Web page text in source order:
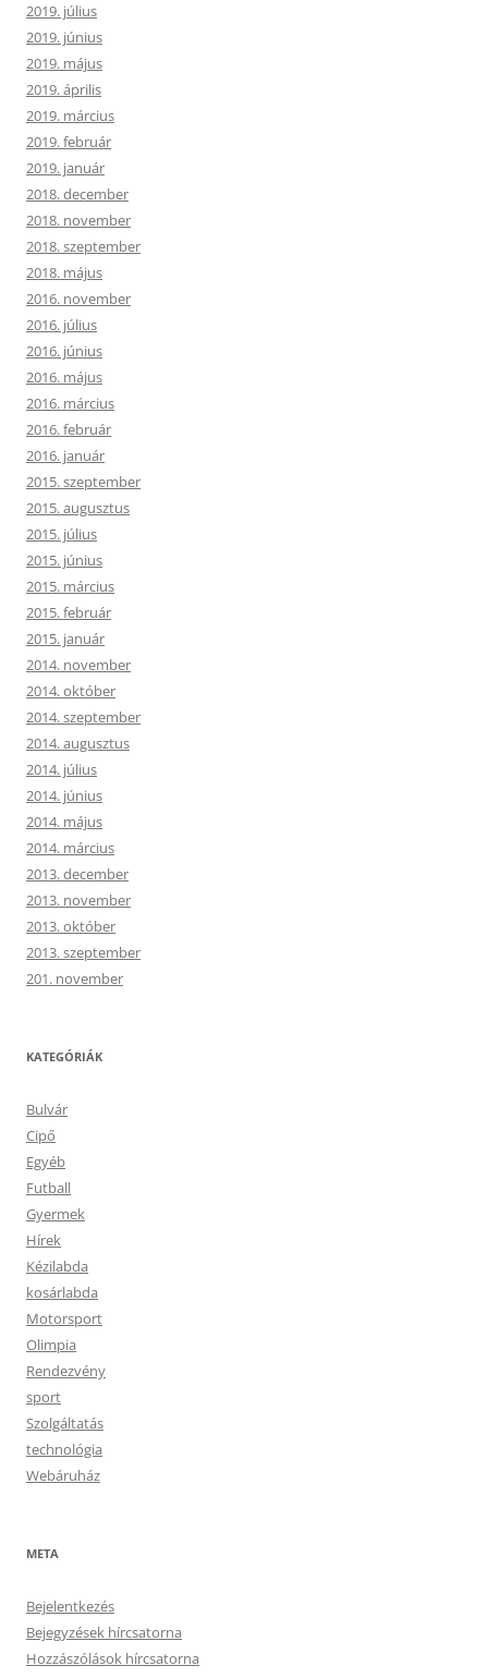
2019. július
2019. június
2019. május
2019. április
2019. március
2019. február
2019. január
2018. december
2018. november
2018. szeptember
2018. május
2016. november
2016. július
2016. június
2016. május
2016. március
2016. február
2016. január
2015. szeptember
2015. augusztus
2015. július
2015. június
2015. március
2015. február
2015. január
2014. november
2014. október
2014. szeptember
2014. augusztus
2014. július
2014. június
2014. május
2014. március
2013. december
2013. november
2013. október
2013. szeptember
201. november
KATEGÓRIÁK
Bulvár
Cipő
Egyéb
Futball
Gyermek
Hírek
Kézilabda
kosárlabda
Motorsport
Olimpia
Rendezvény
sport
Szolgáltatás
technológia
Webáruház
META
Bejelentkezés
Bejegyzések hírcsatorna
Hozzászólások hírcsatorna